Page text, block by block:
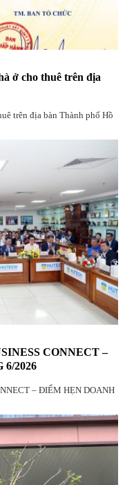
ở cho thuê trên địa
trên địa bàn Thành phố Hồ
CONNECT –
2026
– ĐIỂM HẸN DOANH